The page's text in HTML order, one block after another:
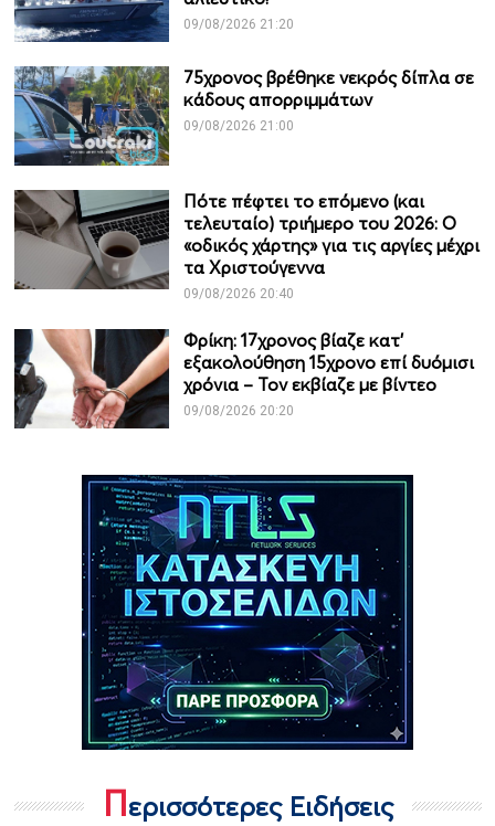
09/08/2026 21:20
75χρονος βρέθηκε νεκρός δίπλα σε
κάδους απορριμμάτων
09/08/2026 21:00
Πότε πέφτει το επόμενο (και
τελευταίο) τριήμερο του 2026: Ο
«οδικός χάρτης» για τις αργίες μέχρι
τα Χριστούγεννα
09/08/2026 20:40
Φρίκη: 17χρονος βίαζε κατ’
εξακολούθηση 15χρονο επί δυόμισι
χρόνια – Τον εκβίαζε με βίντεο
09/08/2026 20:20
Περισσότερες Ειδήσεις